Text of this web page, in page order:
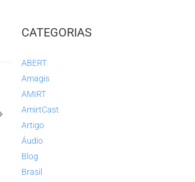
CATEGORIAS
ABERT
Amagis
AMIRT
AmirtCast
Artigo
Áudio
Blog
Brasil